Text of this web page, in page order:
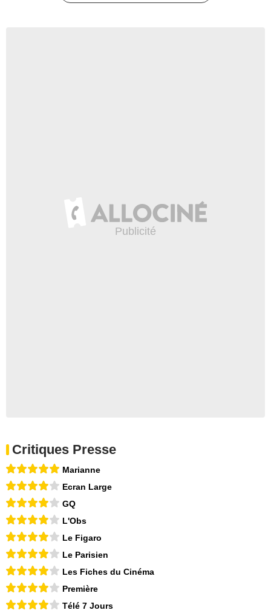
Critiques Presse
Marianne
Ecran Large
GQ
L'Obs
Le Figaro
Le Parisien
Les Fiches du Cinéma
Première
Télé 7 Jours